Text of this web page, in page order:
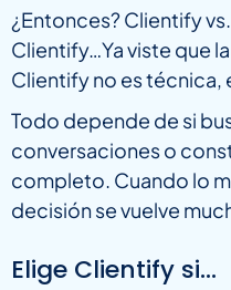
¿Entonces? Clientify
Clientify…Ya viste que
Clientify no es técnica,
Todo depende de si
conversaciones o
completo. Cuando lo
decisión se vuelve
Elige Clientify si…